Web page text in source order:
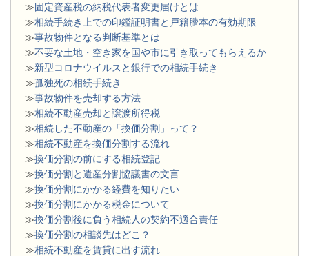
≫固定資産税の納税代表者変更届けとは
≫相続手続き上での印鑑証明書と戸籍謄本の有効期限
≫事故物件となる判断基準とは
≫不要な土地・空き家を国や市に引き取ってもらえるか
≫新型コロナウイルスと銀行での相続手続き
≫孤独死の相続手続き
≫事故物件を売却する方法
≫相続不動産売却と譲渡所得税
≫相続した不動産の「換価分割」って？
≫相続不動産を換価分割する流れ
≫換価分割の前にする相続登記
≫換価分割と遺産分割協議書の文言
≫換価分割にかかる経費を知りたい
≫換価分割にかかる税金について
≫換価分割後に負う相続人の契約不適合責任
≫換価分割の相談先はどこ？
≫相続不動産を賃貸に出す流れ